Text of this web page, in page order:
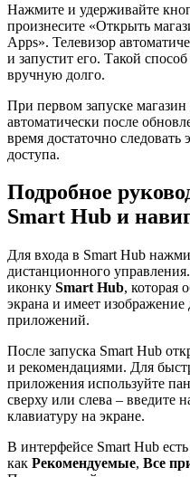
Нажмите и удерживайте
произнесите «Открыть
Apps». Телевизор
и запустит его. Такой
вручную долго.
При первом запуске
автоматически после
время достаточно
доступа.
Подробное
Smart Hub и
Для входа в Smart Hub
дистанционного
иконку Smart Hub, которая
экрана и имеет
приложений.
После запуска Smart Hub
и рекомендациями. Для
приложения используйте
сверху или слева – введите
клавиатуру на экране.
В интерфейсе Smart Hub
как Рекомендуемые, Все